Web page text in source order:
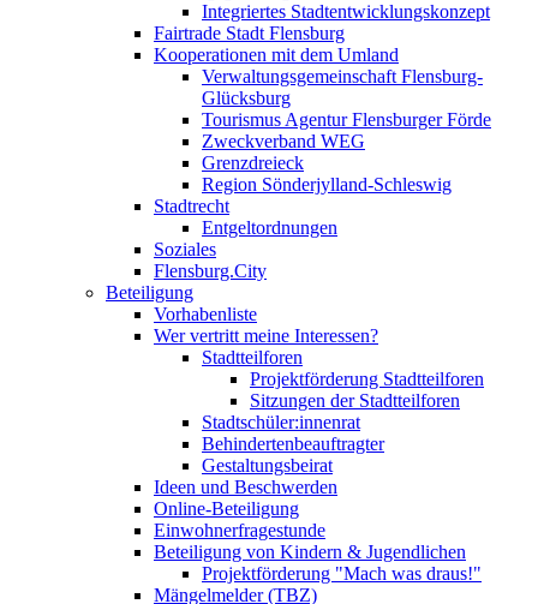
Integriertes Stadtentwicklungskonzept
Fairtrade Stadt Flensburg
Kooperationen mit dem Umland
Verwaltungsgemeinschaft Flensburg-
Glücksburg
Tourismus Agentur Flensburger Förde
Zweckverband WEG
Grenzdreieck
Region Sönderjylland-Schleswig
Stadtrecht
Entgeltordnungen
Soziales
Flensburg.City
Beteiligung
Vorhabenliste
Wer vertritt meine Interessen?
Stadtteilforen
Projektförderung Stadtteilforen
Sitzungen der Stadtteilforen
Stadtschüler:innenrat
Behindertenbeauftragter
Gestaltungsbeirat
Ideen und Beschwerden
Online-Beteiligung
Einwohnerfragestunde
Beteiligung von Kindern & Jugendlichen
Projektförderung "Mach was draus!"
Mängelmelder (TBZ)